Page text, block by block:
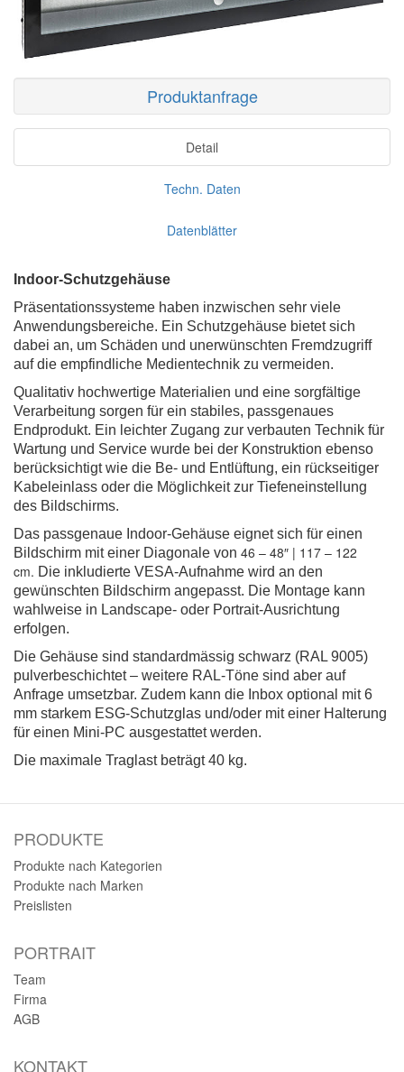
Produktanfrage
Detail
Techn. Daten
Datenblätter
Indoor-Schutzgehäuse
Präsentationssysteme haben inzwischen sehr viele
Anwendungsbereiche. Ein Schutzgehäuse bietet sich
dabei an, um Schäden und unerwünschten Fremdzugriff
auf die empfindliche Medientechnik zu vermeiden.
Qualitativ hochwertige Materialien und eine sorgfältige
Verarbeitung sorgen für ein stabiles, passgenaues
Endprodukt. Ein leichter Zugang zur verbauten Technik für
Wartung und Service wurde bei der Konstruktion ebenso
berücksichtigt wie die Be- und Entlüftung, ein rückseitiger
Kabeleinlass oder die Möglichkeit zur Tiefeneinstellung
des Bildschirms.
Das passgenaue Indoor-Gehäuse eignet sich für einen
Bildschirm mit einer Diagonale von 46 – 48″ | 117 – 122
cm. Die inkludierte VESA-Aufnahme wird an den
gewünschten Bildschirm angepasst. Die Montage kann
wahlweise in Landscape- oder Portrait-Ausrichtung
erfolgen.
Die Gehäuse sind standardmässig schwarz (RAL 9005)
pulverbeschichtet – weitere RAL-Töne sind aber auf
Anfrage umsetzbar. Zudem kann die Inbox optional mit 6
mm starkem ESG-Schutzglas und/oder mit einer Halterung
für einen Mini-PC ausgestattet werden.
Die maximale Traglast beträgt 40 kg.
PRODUKTE
Produkte nach Kategorien
Produkte nach Marken
Preislisten
PORTRAIT
Team
Firma
AGB
KONTAKT